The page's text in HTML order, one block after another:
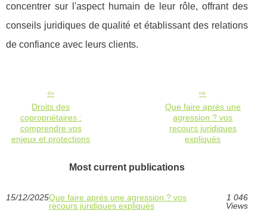
concentrer sur l'aspect humain de leur rôle, offrant des
conseils juridiques de qualité et établissant des relations
de confiance avec leurs clients.
Droits des
copropriétaires :
comprendre vos
enjeux et protections
Que faire après une
agression ? vos
recours juridiques
expliqués
Most current publications
15/12/2025Que faire après une agression ? vos
recours juridiques expliqués
1 046
Views